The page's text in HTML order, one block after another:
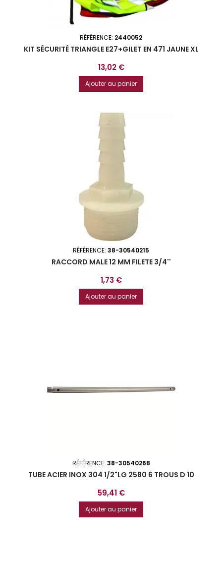
RÉFÉRENCE: 2440052
KIT SÉCURITÉ TRIANGLE E27+GILET EN 471 JAUNE XL
Prix
13,02 €
Ajouter au panier
RÉFÉRENCE: 38-30540215
RACCORD MALE 12 MM FILETE 3/4''
Prix
1,73 €
Ajouter au panier
RÉFÉRENCE: 38-30540268
TUBE ACIER INOX 304 1/2"LG 2580 6 TROUS D 10
Prix
59,41 €
Ajouter au panier